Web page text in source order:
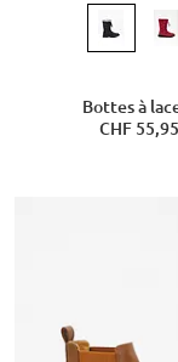
Bottes à
CHF 55,95